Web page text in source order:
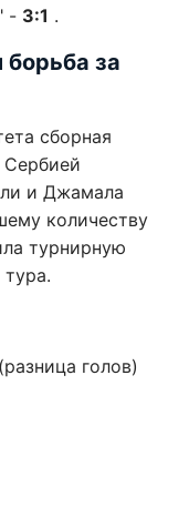
- 3:1 .
борьба за
сборная
Сербией
и Джамала
количеству
турнирную
голов)